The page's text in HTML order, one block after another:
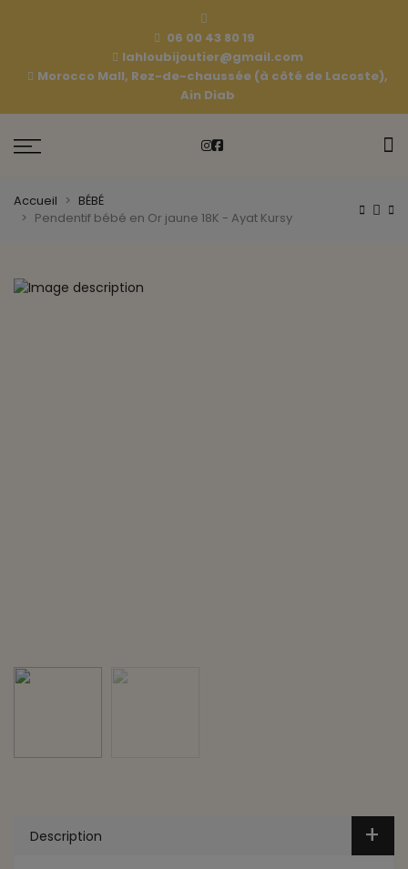
06 00 43 80 19
lahloubijoutier@gmail.com
Morocco Mall, Rez-de-chaussée (à côté de Lacoste),
Ain Diab
Accueil
BÉBÉ
Pendentif bébé en Or jaune 18K - Ayat Kursy
Description